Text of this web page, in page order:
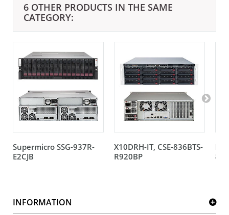
6 OTHER PRODUCTS IN THE SAME
CATEGORY:
Supermicro SSG-937R-
E2CJB
X10DRH-IT, CSE-836BTS-
R920BP
MB
INFORMATION